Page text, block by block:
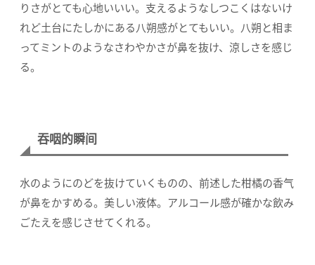
りさがとても心地いいい。支えるようなしつこくはないけ
れど土台にたしかにある八朔感がとてもいい。八朔と相ま
ってミントのようなさわやかさが鼻を抜け、涼しさを感じ
る。
吞咽的瞬间
水のようにのどを抜けていくものの、前述した柑橘の香气
が鼻をかすめる。美しい液体。アルコール感が確かな飲み
ごたえを感じさせてくれる。